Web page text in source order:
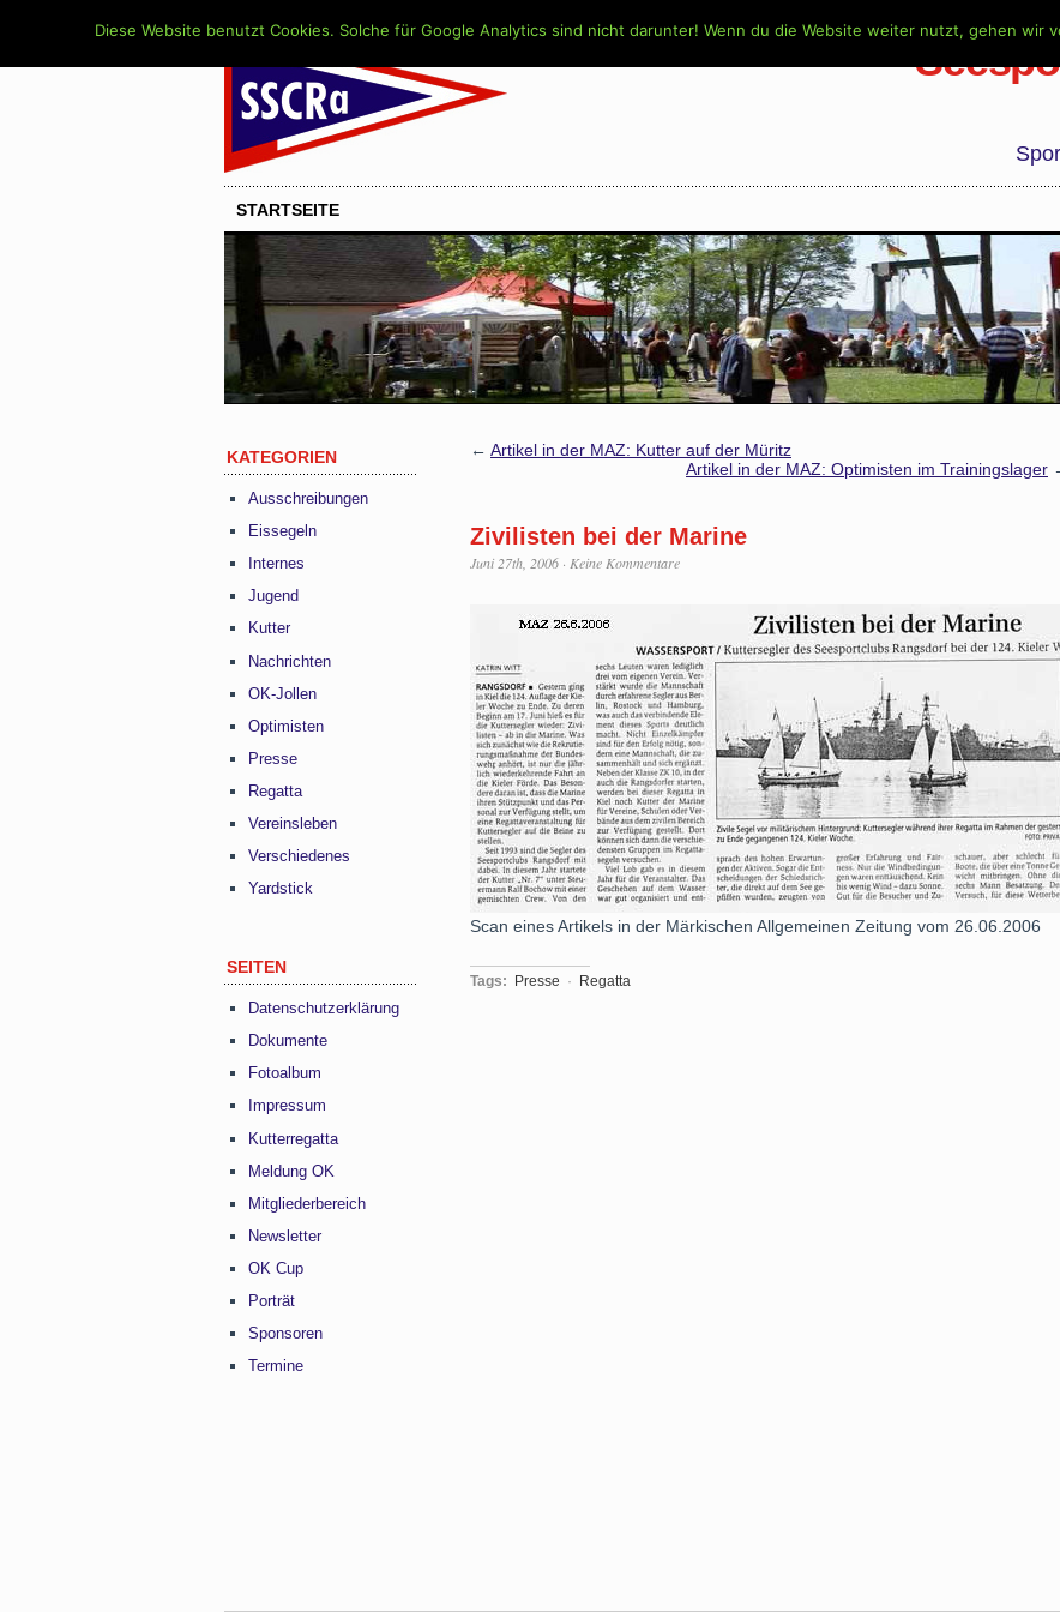
STARTSEITE
KATEGORIEN
Ausschreibungen
Eissegeln
Internes
Jugend
Kutter
Nachrichten
OK-Jollen
Optimisten
Presse
Regatta
Vereinsleben
Verschiedenes
Yardstick
SEITEN
Datenschutzerklärung
Dokumente
Fotoalbum
Impressum
Kutterregatta
Meldung OK
Mitgliederbereich
Newsletter
OK Cup
Porträt
Sponsoren
Termine
← Artikel in der MAZ: Kutter auf der Müritz
Artikel in der MAZ: Optimisten im Trainingslager
Zivilisten bei der Marine
Juni 27th, 2006 · Keine Kommentare
Scan eines Artikels in der Märkischen Allgemeinen Zeitung vom 26.06.2006
Tags: Presse · Regatta
Diese Website benutzt Cookies. Solche für Google Analytics sind nicht darunter! Wenn du die Website weiter nutzt, gehen wir